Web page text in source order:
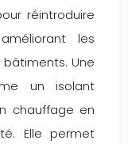
réintroduire
les
Une
un isolant
chauffage en
Elle permet